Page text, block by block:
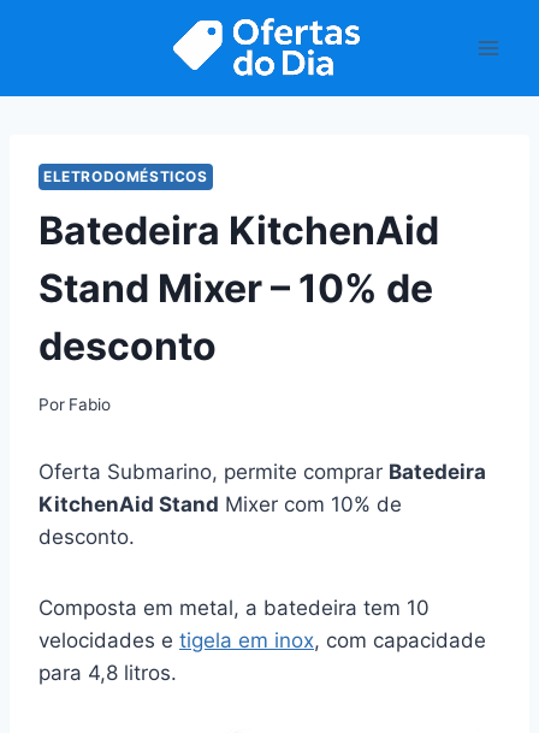
ELETRODOMÉSTICOS
Batedeira KitchenAid
Stand Mixer – 10% de
desconto
Por Fabio
Oferta Submarino, permite comprar Batedeira
KitchenAid Stand Mixer com 10% de
desconto.
Composta em metal, a batedeira tem 10
velocidades e tigela em inox, com capacidade
para 4,8 litros.